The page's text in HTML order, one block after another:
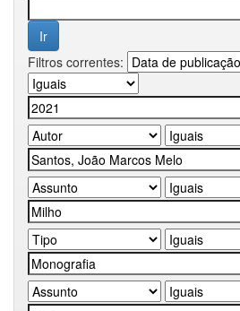
Filtros correntes: